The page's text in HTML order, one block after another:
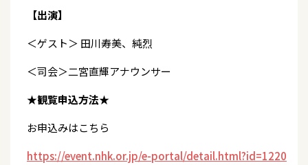
【出演】
＜ゲスト＞ 田川寿美、純烈
＜司会＞二宮直輝アナウンサー
★観覧申込方法★
お申込みはこちら
https://event.nhk.or.jp/e-portal/detail.html?id=1220